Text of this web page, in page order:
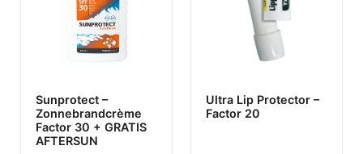
Sunprotect –
Zonnebrandcrème
Factor 30 + GRATIS
AFTERSUN
Ultra Lip Protector –
Factor 20